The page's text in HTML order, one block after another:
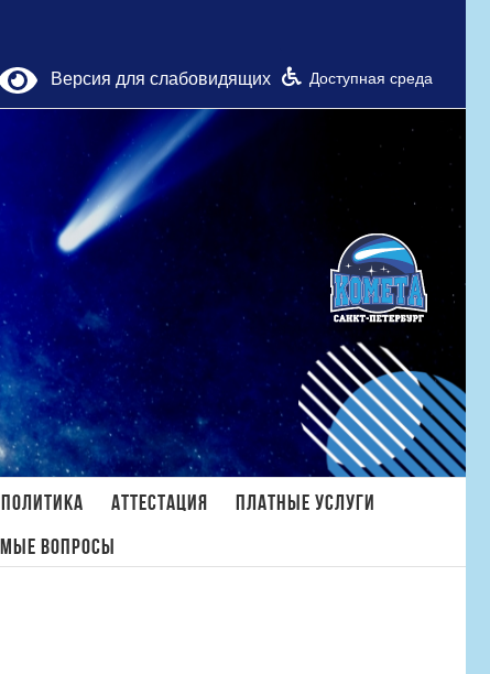
Версия для слабовидящих Доступная среда
Аттестация
Платные услуги
вопросы